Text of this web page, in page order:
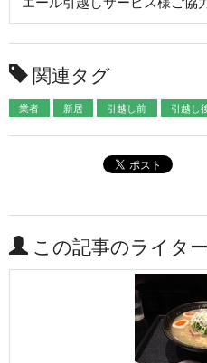
関連タグ
業者 新居 引越し前 引越し
この記事のライタ